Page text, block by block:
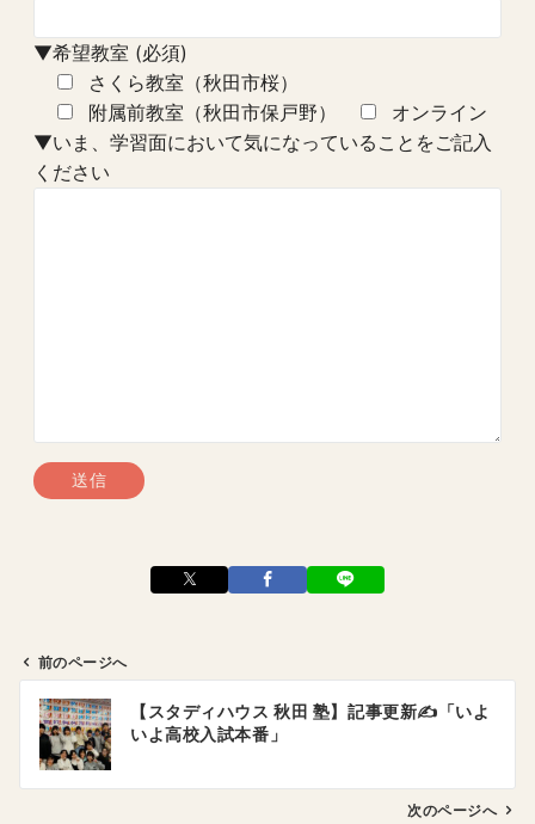
▼希望教室 (必須)
さくら教室（秋田市桜）
附属前教室（秋田市保戸野）
オンライン
▼いま、学習面において気になっていることをご記入
ください
ビ
前のページへ
【スタディハウス 秋田 塾】記事更新✍️「いよ
いよ高校入試本番」
次のページへ